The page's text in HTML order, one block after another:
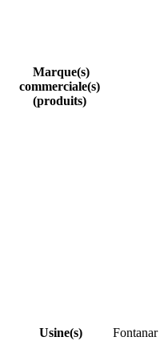
Marque(s)
commerciale(s)
(produits)
Usine(s)
Fontanar